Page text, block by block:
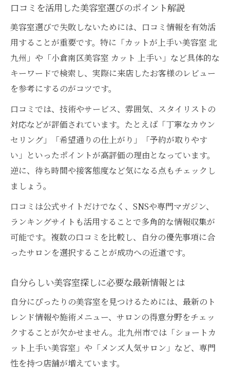
点
美容室マガジン厳選のカット上手いサロン
特集
口コミから見つける安心の美容室選び方
美容室選びで安心できる口コミ活用法のコ
口コミが高評価の美容室を見極めるチェッ
クポイント
美容室選びに役立つリアルな体験談の読み
美容室マガジンで口コミ情報を活かすポイ
ント
ショートカットなら北九州エリアで叶える
門
北九州で支持されるショートカット美容室
特集
美容室マガジンで知るショートスタイル最
前線
美容室選びで叶える理想のショートヘア体
口コミを活用した美容室選びのポイント解説
美容室選びで失敗しないためには、口コミ情報を有効活
用することが重要です。特に「カットが上手い美容室 北
九州」や「小倉南区美容室 カット 上手い」など具体的な
キーワードで検索し、実際に来店したお客様のレビュー
を参考にするのがコツです。
口コミでは、技術やサービス、雰囲気、スタイリストの
対応などが評価されています。たとえば「丁寧なカウン
セリング」「希望通りの仕上がり」「予約が取りやす
い」といったポイントが高評価の理由となっています。
逆に、待ち時間や接客態度など気になる点もチェックし
ましょう。
口コミは公式サイトだけでなく、SNSや専門マガジン、
ランキングサイトも活用することで多角的な情報収集が
可能です。複数の口コミを比較し、自分の優先事項に合
ったサロンを選択することが成功への近道です。
自分らしい美容室探しに必要な最新情報とは
自分にぴったりの美容室を見つけるためには、最新のト
レンド情報や施術メニュー、サロンの得意分野をチェッ
クすることが欠かせません。北九州市では「ショートカ
ット上手い美容室」や「メンズ人気サロン」など、専門
性を持つ店舗が増えています。